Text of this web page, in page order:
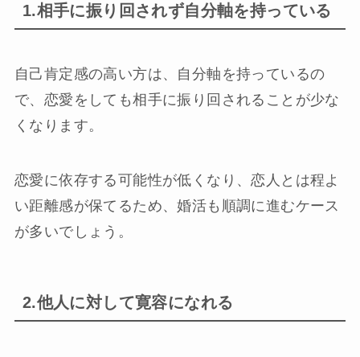
1.相手に振り回されず自分軸を持っている
自己肯定感の高い方は、自分軸を持っているの
で、恋愛をしても相手に振り回されることが少な
くなります。
恋愛に依存する可能性が低くなり、恋人とは程よ
い距離感が保てるため、婚活も順調に進むケース
が多いでしょう。
2.他人に対して寛容になれる